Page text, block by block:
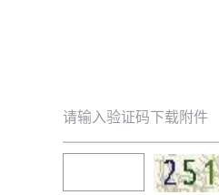
请输入验证码下载附件